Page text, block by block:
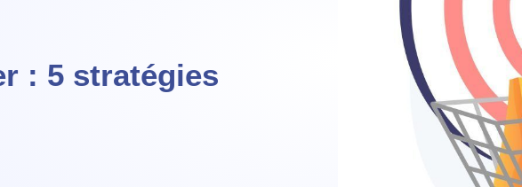
: 5 stratégies